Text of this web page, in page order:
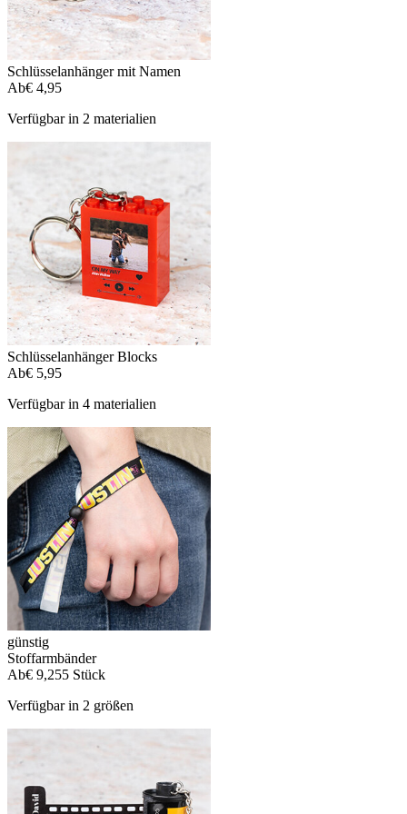
Schlüsselanhänger mit Namen
Ab€ 4,95
Verfügbar in 2 materialien
Schlüsselanhänger Blocks
Ab€ 5,95
Verfügbar in 4 materialien
günstig
Stoffarmbänder
Ab€ 9,255 Stück
Verfügbar in 2 größen